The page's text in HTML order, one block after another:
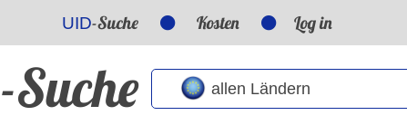
UID-Suche Kosten Log in
-Suche